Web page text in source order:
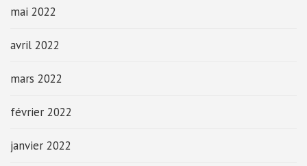
mai 2022
avril 2022
mars 2022
février 2022
janvier 2022